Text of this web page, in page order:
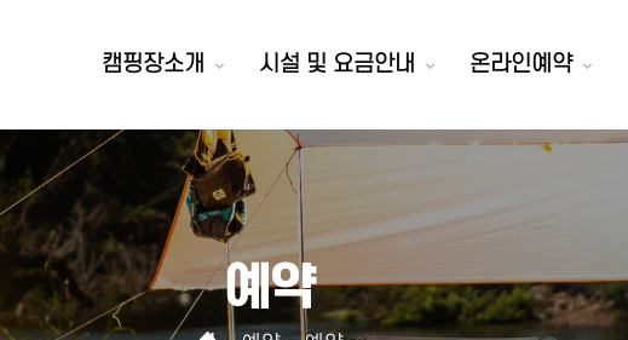
캠핑장소개 시설 및 요금안내 온라인예약
예약